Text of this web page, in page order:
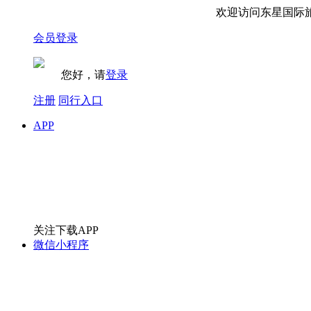
欢迎访问东星国际旅
会员登录
您好，请登录
注册 同行入口
APP
关注下载APP
微信小程序